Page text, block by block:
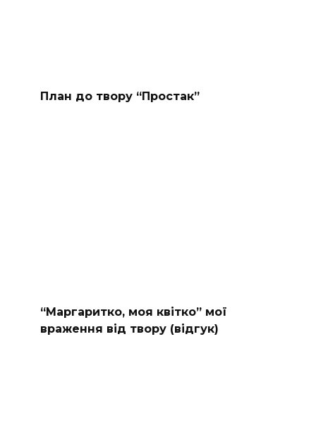
План до твору “Простак”
“Маргаритко, моя квітко” мої
враження від твору (відгук)